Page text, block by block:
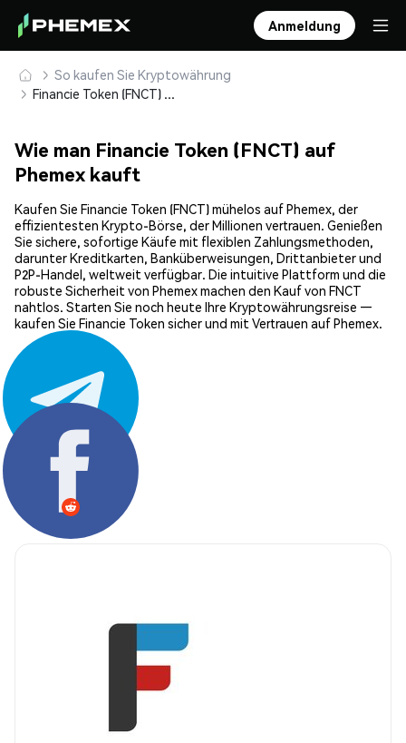
Anmeldung
So kaufen Sie Kryptowährung
Financie Token (FNCT) sicher kaufen und speichern
Wie man Financie Token (FNCT) auf
Phemex kauft
Kaufen Sie Financie Token (FNCT) mühelos auf Phemex, der
effizientesten Krypto-Börse, der Millionen vertrauen. Genießen
Sie sichere, sofortige Käufe mit flexiblen Zahlungsmethoden,
darunter Kreditkarten, Banküberweisungen, Drittanbieter und
P2P-Handel, weltweit verfügbar. Die intuitive Plattform und die
robuste Sicherheit von Phemex machen den Kauf von FNCT
nahtlos. Starten Sie noch heute Ihre Kryptowährungsreise —
kaufen Sie Financie Token sicher und mit Vertrauen auf Phemex.
Teilen: